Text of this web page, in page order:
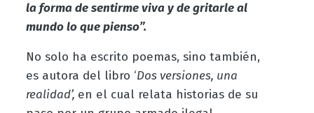
la forma de sentirme viva y de gritarle al
mundo lo que pienso”.
No solo ha escrito poemas, sino también,
es autora del libro ‘Dos versiones, una
realidad’, en el cual relata historias de su